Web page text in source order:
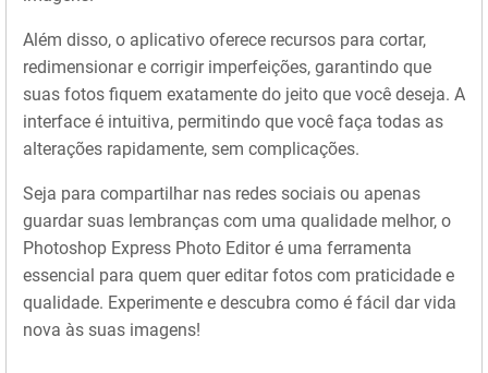
Além disso, o aplicativo oferece recursos para cortar,
redimensionar e corrigir imperfeições, garantindo que
suas fotos fiquem exatamente do jeito que você deseja. A
interface é intuitiva, permitindo que você faça todas as
alterações rapidamente, sem complicações.
Seja para compartilhar nas redes sociais ou apenas
guardar suas lembranças com uma qualidade melhor, o
Photoshop Express Photo Editor é uma ferramenta
essencial para quem quer editar fotos com praticidade e
qualidade. Experimente e descubra como é fácil dar vida
nova às suas imagens!